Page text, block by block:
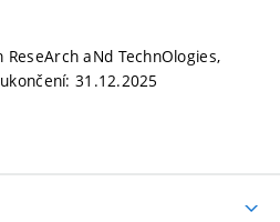
ReseArch aNd TechnOlogies,
31.12.2025